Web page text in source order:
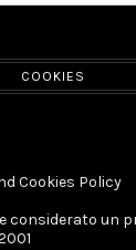
COOKIES
Cookies Policy
considerato un